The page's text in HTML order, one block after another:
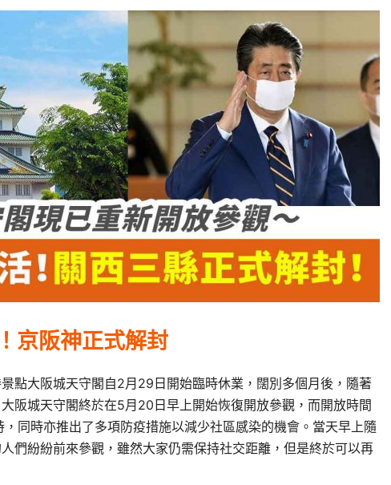
京阪神正式解封
點大阪城天守閣自2月29日開始臨時休業，闊別多個月後，隨著
阪城天守閣終於在5月20日早上開始恢復開放參觀，而開放時間
同時亦推出了多項防疫措施以減少社區感染的機會。當天早上隨
們紛紛前來參觀，雖然大家仍需保持社交距離，但是終於可以再